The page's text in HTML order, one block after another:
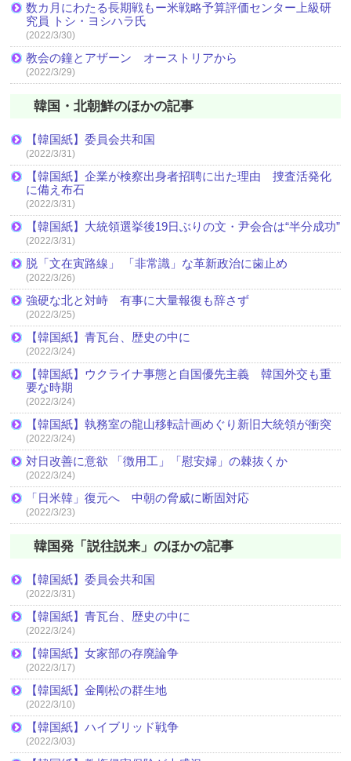
数カ月にわたる長期戦もー米戦略予算評価センター上級研
究員 トシ・ヨシハラ氏
(2022/3/30)
教会の鐘とアザーン オーストリアから
(2022/3/29)
韓国・北朝鮮のほかの記事
【韓国紙】委員会共和国
(2022/3/31)
【韓国紙】企業が検察出身者招聘に出た理由 捜査活発化
に備え布石
(2022/3/31)
【韓国紙】大統領選挙後19日ぶりの文・尹会合は“半分成功”
(2022/3/31)
脱「文在寅路線」 「非常識」な革新政治に歯止め
(2022/3/26)
強硬な北と対峙 有事に大量報復も辞さず
(2022/3/25)
【韓国紙】青瓦台、歴史の中に
(2022/3/24)
【韓国紙】ウクライナ事態と自国優先主義 韓国外交も重
要な時期
(2022/3/24)
【韓国紙】執務室の龍山移転計画めぐり新旧大統領が衝突
(2022/3/24)
対日改善に意欲 「徴用工」「慰安婦」の棘抜くか
(2022/3/24)
「日米韓」復元へ 中朝の脅威に断固対応
(2022/3/23)
韓国発「説往説来」のほかの記事
【韓国紙】委員会共和国
(2022/3/31)
【韓国紙】青瓦台、歴史の中に
(2022/3/24)
【韓国紙】女家部の存廃論争
(2022/3/17)
【韓国紙】金剛松の群生地
(2022/3/10)
【韓国紙】ハイブリッド戦争
(2022/3/03)